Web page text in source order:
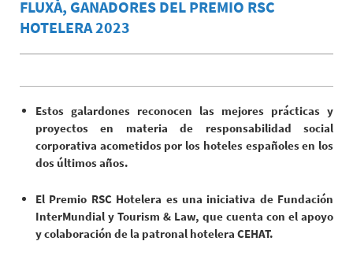
FLUXÀ, GANADORES DEL PREMIO RSC
HOTELERA 2023
Estos galardones reconocen las mejores prácticas y
proyectos en materia de responsabilidad social
corporativa acometidos por los hoteles españoles en los
dos últimos años.
El Premio RSC Hotelera es una iniciativa de Fundación
InterMundial y Tourism & Law, que cuenta con el apoyo
y colaboración de la patronal hotelera CEHAT.